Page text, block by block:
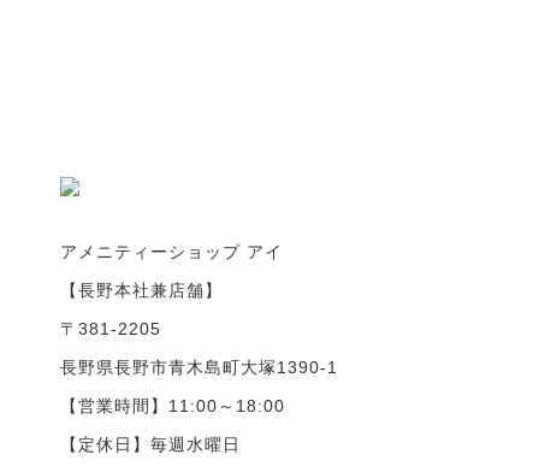
アメニティーショップ アイ
【長野本社兼店舗】
〒381-2205
長野県長野市青木島町大塚1390-1
【営業時間】11:00～18:00
【定休日】毎週水曜日